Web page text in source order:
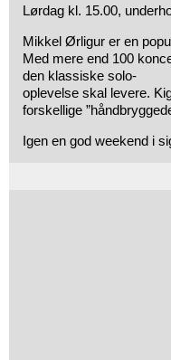
Lørdag kl. 15.00,
Mikkel Ørligur er en
Med mere end 100
den klassiske solo-
oplevelse skal levere.
forskellige
Igen en god weekend i